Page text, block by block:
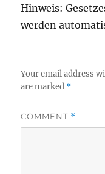
Hinweis:
werden
Your email address
are marked *
COMMENT *